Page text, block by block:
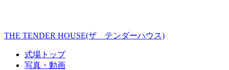
THE TENDER HOUSE(ザ テンダーハウス)
式場トップ
写真・動画